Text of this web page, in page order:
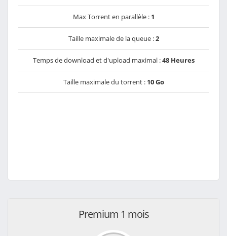
Max Torrent en parallèle : 1
Taille maximale de la queue :2
Temps de download et d'upload maximal :48 Heures
Taille maximale du torrent : 10 Go
Premium 1 mois